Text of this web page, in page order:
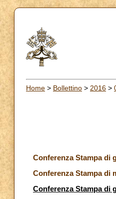
Home > Bollettino > 2016 >
Conferenza Stampa di
Conferenza Stampa di
Conferenza Stampa di